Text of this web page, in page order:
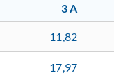
3 A
11,82
17,97